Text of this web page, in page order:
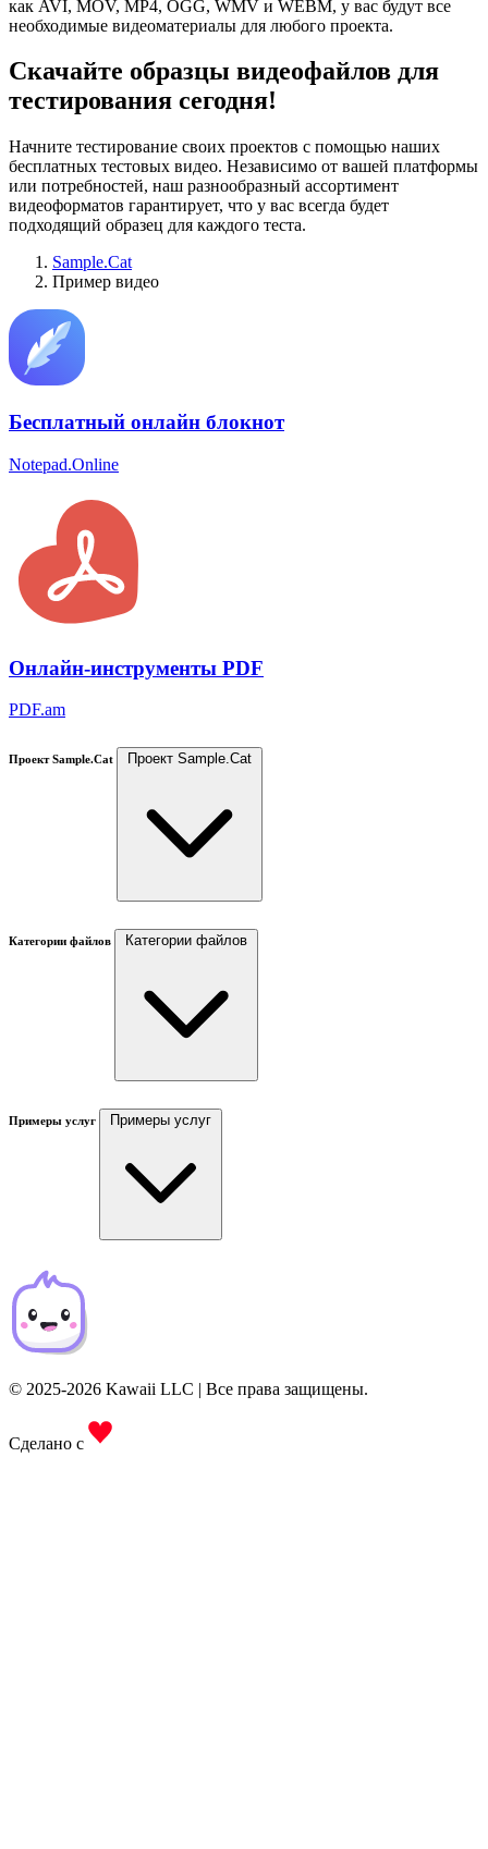
как AVI, MOV, MP4, OGG, WMV и WEBM, у вас будут все
необходимые видеоматериалы для любого проекта.
Скачайте образцы видеофайлов для
тестирования сегодня!
Начните тестирование своих проектов с помощью наших
бесплатных тестовых видео. Независимо от вашей платформы
или потребностей, наш разнообразный ассортимент
видеоформатов гарантирует, что у вас всегда будет
подходящий образец для каждого теста.
Sample.Cat
Пример видео
Бесплатный онлайн блокнот
Notepad.Online
Онлайн-инструменты PDF
PDF.am
Проект Sample.Cat Проект Sample.Cat
Категории файлов Категории файлов
Примеры услуг Примеры услуг
© 2025-2026 Kawaii LLC | Все права защищены.
Сделано с